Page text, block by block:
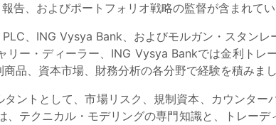
告、およびポートフォリオ戦略の監督が含まれてい
、ING Vysya Bank、およびモルガン・スタン
リー・ディーラー、ING Vysya Bankでは金利トレ
品、資本市場、財務分析の各分野で経験を積みまし
ントとして、市場リスク、規制資本、カウンタ
テクニカル・モデリングの専門知識と、トレー